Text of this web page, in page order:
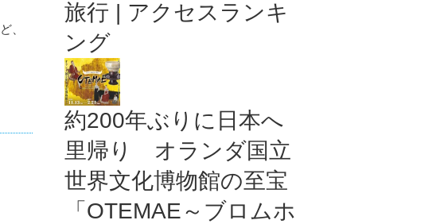
、
旅行 | アクセスランキ
ング
約200年ぶりに日本へ
里帰り オランダ国立
世界文化博物館の至宝
「OTEMAE～ブロムホ